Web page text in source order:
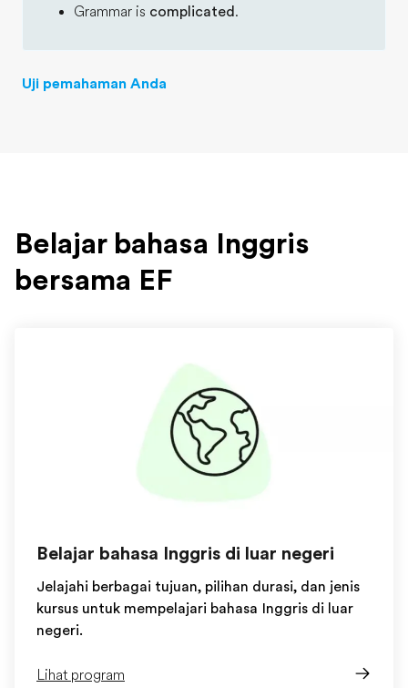
Grammar is complicated .
Uji pemahaman Anda
Belajar bahasa Inggris
bersama EF
Belajar bahasa Inggris di luar negeri
Jelajahi berbagai tujuan, pilihan durasi, dan jenis
kursus untuk mempelajari bahasa Inggris di luar
negeri.
Lihat program